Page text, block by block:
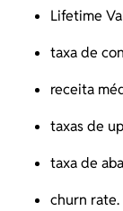
Lifetime
taxa de
receita
taxas de
taxa de
churn rate.